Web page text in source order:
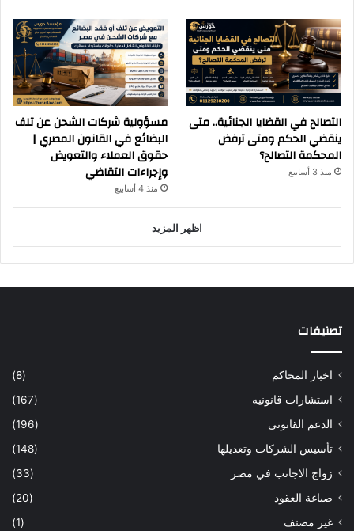
التصالح في القضايا الجنائية.. متى
ينقضي الحكم ومتى ترفض
المحكمة التصالح؟
منذ 3 أسابيع
مسؤولية شركات الشحن عن تلف
البضائع في القانون المصري |
حقوق العملاء والتعويض
وإجراءات التقاضي
منذ 4 أسابيع
اظهر المزيد
تصنيفات
اخبار المحاكم
(8)
استشارات قانونيه
(167)
الدعم القانوني
(196)
تأسيس الشركات وتعديلها
(148)
زواج الاجانب في مصر
(33)
صياغة العقود
(20)
غير مصنف
(1)